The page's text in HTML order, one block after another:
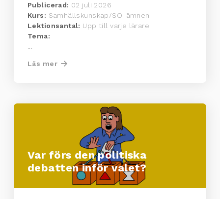
Publicerad: 02 juli 2026
Kurs: Samhällskunskap/SO-ämnen
Lektionsantal: Upp till varje lärare
Tema:
Läs mer
Var förs den politiska
debatten inför valet?